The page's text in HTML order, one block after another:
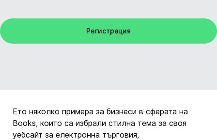
Регистрация
Ето няколко примера за бизнеси в сферата на
Books, които са избрали стилна тема за своя
уебсайт за електронна търговия,